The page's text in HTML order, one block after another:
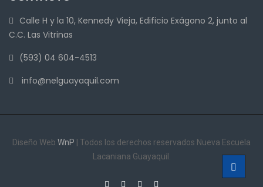
Calle H y la 10, Kennedy Vieja, Edificio Exágono 2, junto al
C.C. Las Vitrinas
(593) 04 604-4513
info@nelguayaquil.com
Diseño Web WnP
| Todos los derechos reservados Nueva Escuela
Lacaniana Guayaquil.